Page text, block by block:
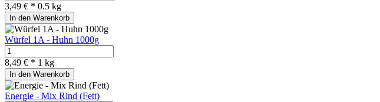
3,49 € * 0.5 kg
In den Warenkorb
Würfel 1A - Huhn 1000g
8,49 € * 1 kg
In den Warenkorb
Energie - Mix Rind (Fett)